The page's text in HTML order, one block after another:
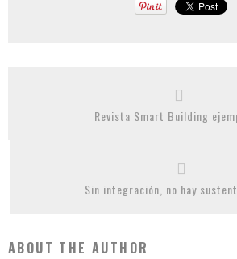
Revista Smart Building
Sin integración, no hay
ABOUT THE AUTHOR